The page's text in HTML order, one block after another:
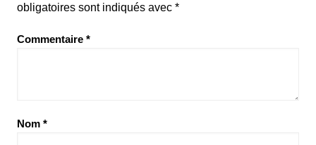
obligatoires sont indiqués avec *
Commentaire *
Nom *